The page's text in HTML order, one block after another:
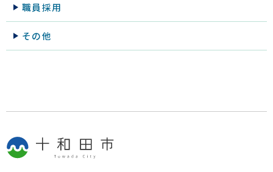
職員採用
その他